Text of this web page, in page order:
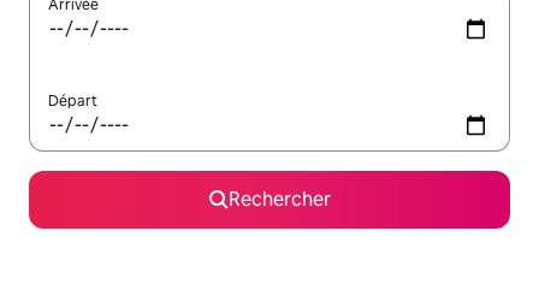
Arrivée
Départ
Rechercher